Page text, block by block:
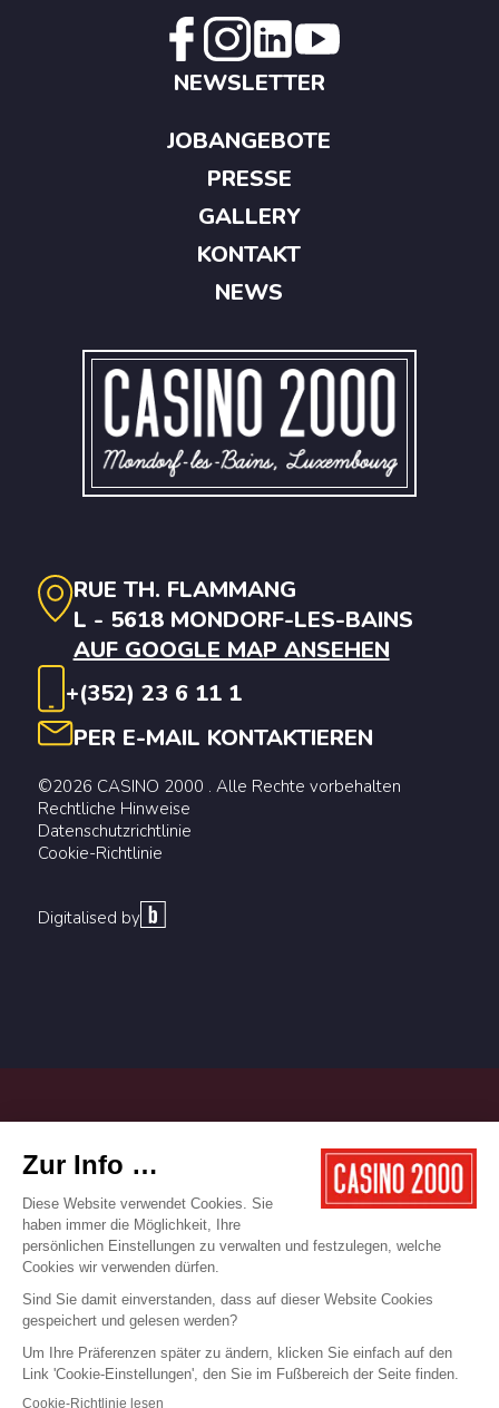
RUE TH. FLAMMANG
L - 5618 MONDORF-LES-BAINS
AUF GOOGLE MAP ANSEHEN
+(352) 23 6 11 1
PER E-MAIL KONTAKTIEREN
©2026 CASINO 2000 . Alle Rechte vorbehalten
Rechtliche Hinweise
Datenschutzrichtlinie
Cookie-Richtlinie
Digitalised by
NEWSLETTER
JOBANGEBOTE
PRESSE
GALLERY
KONTAKT
NEWS